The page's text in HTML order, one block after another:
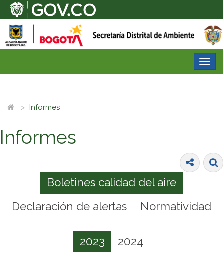
Informes
Informes
Boletines calidad del aire
Declaración de alertas
Normatividad
2023 2024